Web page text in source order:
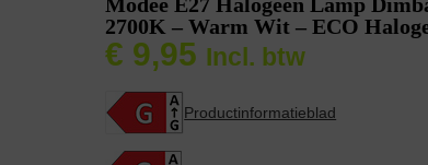
2700K – Warm Wit – ECO
€ 9,95 Incl. btw
Productinformatieblad